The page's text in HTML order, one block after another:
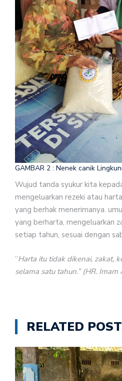
GAMBAR 2 : Nenek canik
Wujud tanda syukur kita
mengeluarkan rezeki atau
yang berhak menerimanya.
yang berharta, mengeluarkan
setiap tahun, sesuai dengan
“Harta itu tidak dikenai, zakat,
selama satu tahun.” (HR.
RELATED